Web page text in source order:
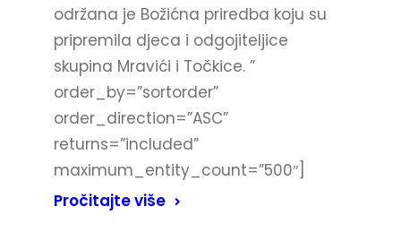
održana je Božićna priredba koju su
pripremila djeca i odgojiteljice
skupina Mravići i Točkice. ”
order_by=”sortorder”
order_direction=”ASC”
returns=”included”
maximum_entity_count=”500″]
Pročitajte više